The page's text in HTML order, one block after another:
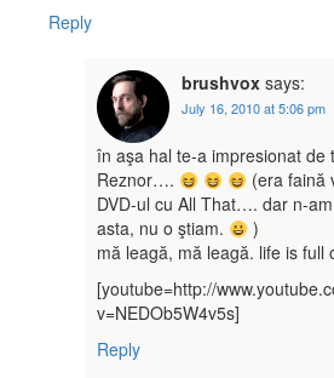
Reply
brushvox says:
July 16, 2010 at 5:06 pm
în aşa hal te-a impresionat de
Reznor….
(era faină
DVD-ul cu All That…. dar n-
asta, nu o ştiam.
)
mă leagă, mă leagă. life is
[youtube=http://
v=NEDOb5W4v5s]
Reply